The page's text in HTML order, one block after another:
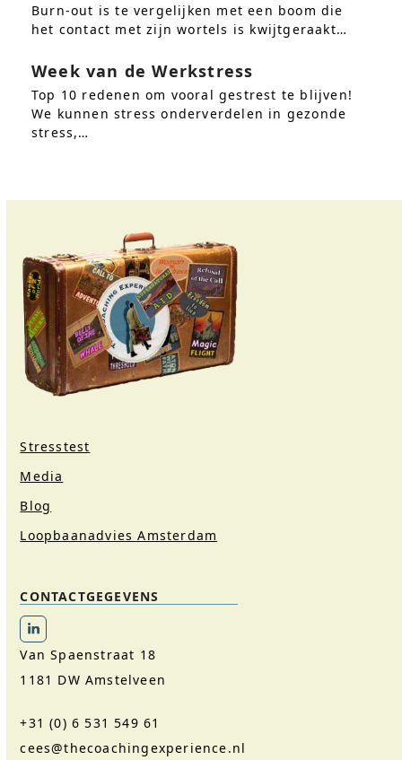
Burn-out is te vergelijken met een boom die
het contact met zijn wortels is kwijtgeraakt…
Week van de Werkstress
Top 10 redenen om vooral gestrest te blijven!
We kunnen stress onderverdelen in gezonde
stress,…
Stresstest
Media
Blog
Loopbaanadvies Amsterdam
CONTACTGEGEVENS
LinkedIn
Van Spaenstraat 18
1181 DW Amstelveen
+31 (0) 6 531 549 61
cees@thecoachingexperience.nl